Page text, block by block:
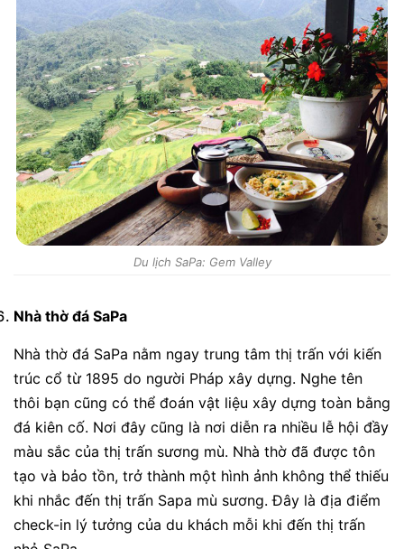
Du lịch SaPa: Gem Valley
Nhà thờ đá SaPa
Nhà thờ đá SaPa nằm ngay trung tâm thị trấn với kiến
trúc cổ từ 1895 do người Pháp xây dựng. Nghe tên
thôi bạn cũng có thể đoán vật liệu xây dựng toàn bằng
đá kiên cố. Nơi đây cũng là nơi diễn ra nhiều lễ hội đầy
màu sắc của thị trấn sương mù. Nhà thờ đã được tôn
tạo và bảo tồn, trở thành một hình ảnh không thể thiếu
khi nhắc đến thị trấn Sapa mù sương. Đây là địa điểm
check-in lý tưởng của du khách mỗi khi đến thị trấn